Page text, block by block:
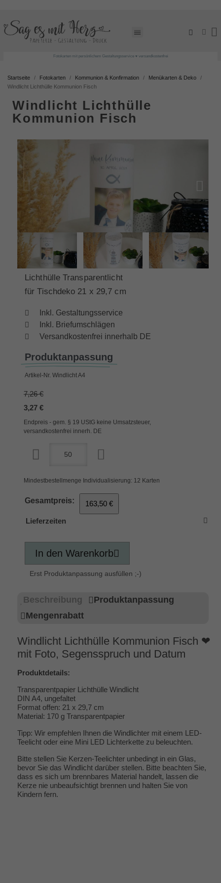
Fotokarten mit persönlichem Gestaltungsservice ♥ versandkostenfrei
Startseite Fotokarten Kommunion & Konfirmation
Menükarten & Deko
Windlicht Lichthülle Kommunion Fisch
Windlicht Lichthülle
Kommunion Fisch
Lichthülle Transparentlicht
für Tischdeko 21 x 29,7 cm
Inkl. Gestaltungsservice
Inkl. Briefumschlägen
Versandkostenfrei innerhalb DE
Produktanpassung
Artikel-Nr. Windlicht A4
7,26 €
3,27 €
Endpreis - gem. § 19 UStG keine Umsatzsteuer,
versandkostenfrei innerh. DE
Mindestbestellmenge Individualisierung: 12 Karten
Gesamtpreis: 163,50 €
Lieferzeiten
In den Warenkorb
Erst Produktanpassung ausfüllen ;-)
Beschreibung
Produktanpassung
Mengenrabatt
Windlicht Lichthülle Kommunion Fisch ❤
mit Foto, Segensspruch und Datum
Produktdetails:
Transparentpapier Lichthülle Windlicht
DIN A4, ungefaltet
Format offen: 21 x 29,7 cm
Material: 170 g Transparentpapier
Tipp: Wir empfehlen Ihnen die Windlichter mit einem LED-
Teelicht oder eine Mini LED Lichterkette zu beleuchten.
Bitte stellen Sie Kerzen-Teelichter unbedingt in ein Glas,
bevor Sie das Windlicht darüber stellen. Bitte beachten Sie,
dass es sich um brennbares Material handelt, lassen die
Kerze nie unbeaufsichtigt brennen und halten Sie von
Kindern fern.